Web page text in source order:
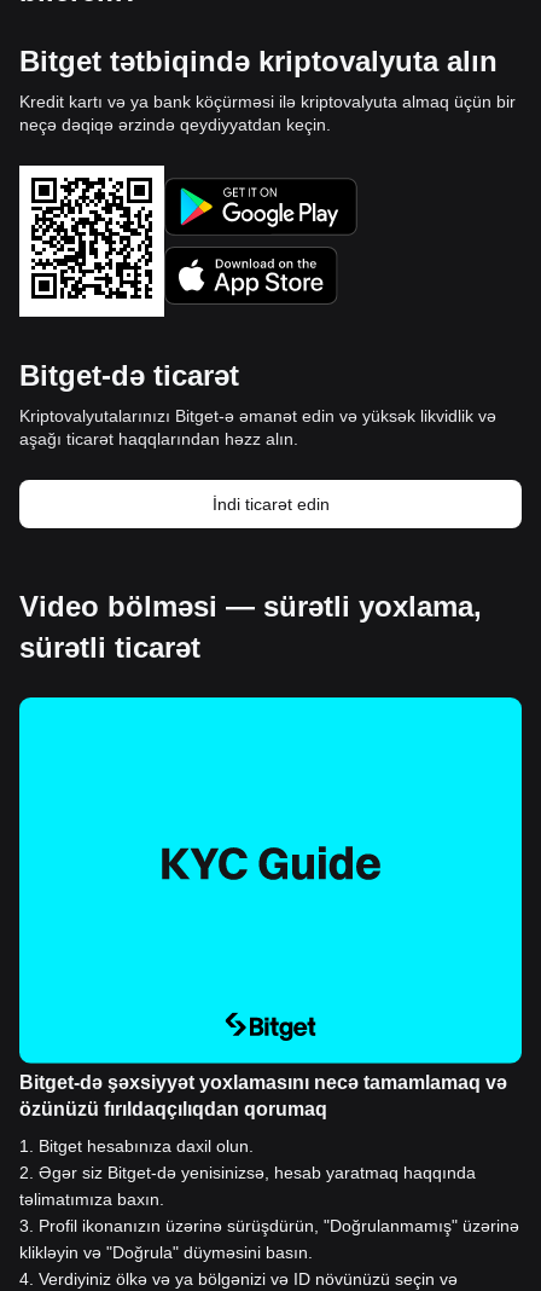
Bitget tətbiqində kriptovalyuta alın
Kredit kartı və ya bank köçürməsi ilə kriptovalyuta almaq üçün bir
neçə dəqiqə ərzində qeydiyyatdan keçin.
Bitget-də ticarət
Kriptovalyutalarınızı Bitget-ə əmanət edin və yüksək likvidlik və
aşağı ticarət haqqlarından həzz alın.
İndi ticarət edin
Video bölməsi — sürətli yoxlama,
sürətli ticarət
Bitget-də şəxsiyyət yoxlamasını necə tamamlamaq və
özünüzü fırıldaqçılıqdan qorumaq
1
Bitget hesabınıza daxil olun.
2 Əgər siz Bitget-də yenisinizsə, hesab yaratmaq haqqında
təlimatımıza baxın.
3
Profil ikonanızın üzərinə sürüşdürün, "Doğrulanmamış" üzərinə
klikləyin və "Doğrula" düyməsini basın.
4 Verdiyiniz ölkə və ya bölgənizi və ID növünüzü seçin və